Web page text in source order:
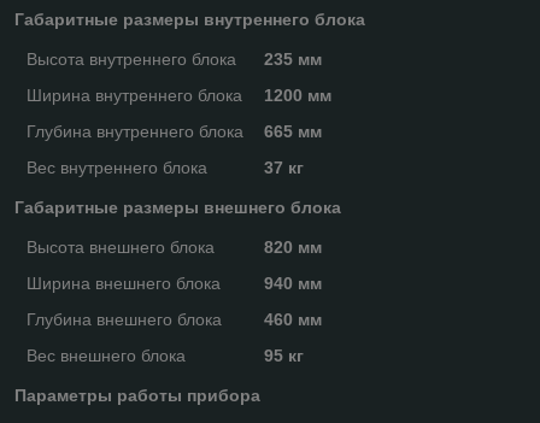
Габаритные размеры внутреннего блока
Высота внутреннего блока
235 мм
Ширина внутреннего блока
1200 мм
Глубина внутреннего блока
665 мм
Вес внутреннего блока
37 кг
Габаритные размеры внешнего блока
Высота внешнего блока
820 мм
Ширина внешнего блока
940 мм
Глубина внешнего блока
460 мм
Вес внешнего блока
95 кг
Параметры работы прибора